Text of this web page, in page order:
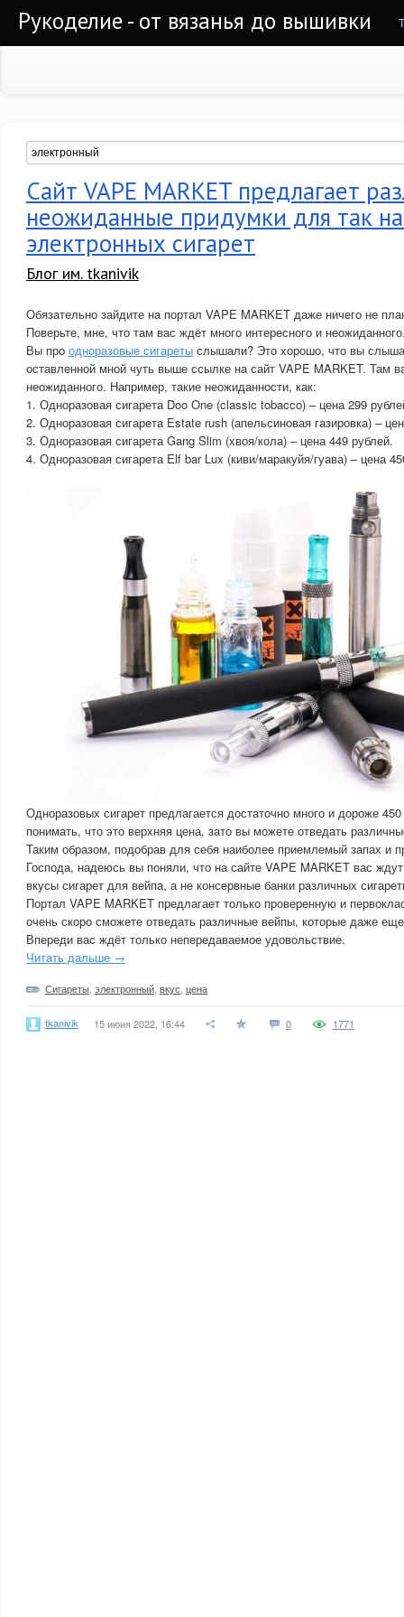
Рукоделие - от вязанья до вышивки
Сайт VAPE MARKET предлагает
неожиданные придумки для так
электронных сигарет
Блог им. tkanivik
Обязательно зайдите на портал VAPE MARKET даже ничего не
Поверьте, мне, что там вас ждёт много интересного и
Вы про одноразовые сигареты слышали? Это хорошо, что вы
оставленной мной чуть выше ссылке на сайт VAPE MARKET. Там
неожиданного. Например, такие неожиданности, как:
1. Одноразовая сигарета Doo One (classic tobacco) – цена 299
2. Одноразовая сигарета Estate rush (апельсиновая газировка) –
3. Одноразовая сигарета Gang Slim (хвоя/кола) – цена 449 рублей.
4. Одноразовая сигарета Elf bar Lux (киви/маракуйя/гуава) – цена
Одноразовых сигарет предлагается достаточно много и дороже
понимать, что это верхняя цена, зато вы можете отведать
Таким образом, подобрав для себя наиболее приемлемый запах и
Господа, надеюсь вы поняли, что на сайте VAPE MARKET вас
вкусы сигарет для вейпа, а не консервные банки различных
Портал VAPE MARKET предлагает только проверенную и
очень скоро сможете отведать различные вейпы, которые даже
Впереди вас ждёт только непередаваемое удовольствие.
Читать дальше →
Сигареты электронный вкус цена
tkanivik 15 июня 2022, 16:44 0 1771